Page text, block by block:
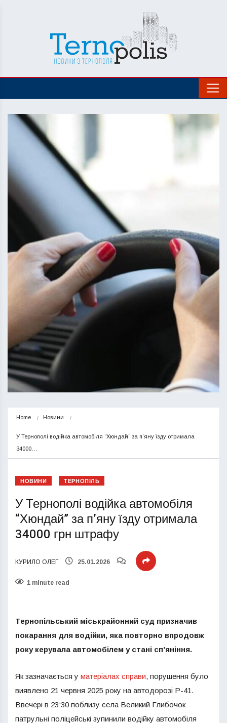
Home Новини
У Тернополі водійка автомобіля “Хюндай” за п’яну їзду отримала
34000…
НОВИНИ ТЕРНОПІЛЬ
У Тернополі водійка автомобіля
“Хюндай” за п’яну їзду отримала
34000 грн штрафу
КУРИЛО ОЛЕГ 25.01.2026
1 minute read
Тернопільський міськрайонний суд призначив
покарання для водійки, яка повторно впродовж
року керувала автомобілем у стані сп’яніння.
Як зазначається у матеріалах справи, порушення було
виявлено 21 червня 2025 року на автодорозі Р-41.
Ввечері в 23:30 поблизу села Великий Глибочок
патрульні поліцейські зупинили водійку автомобіля